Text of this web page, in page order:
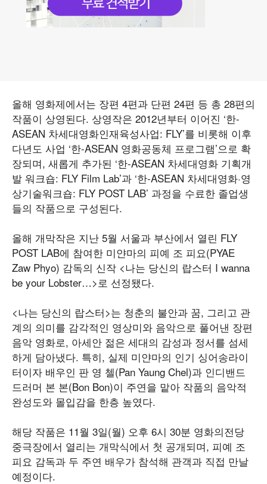
올해 영화제에서는 장편 4편과 단편 24편 등 총 28편의
작품이 상영된다. 상영작은 2012년부터 이어진 ‘한-
ASEAN 차세대영화인재육성사업: FLY’를 비롯해 이후
다년도 사업 ‘한-ASEAN 영화공동체 프로그램’으로 확
장되며, 새롭게 추가된 ‘한-ASEAN 차세대영화 기획개
발 워크숍: FLY Film Lab’과 ‘한-ASEAN 차세대영화·영
상기술워크숍: FLY POST LAB’ 과정을 수료한 졸업생
들의 작품으로 구성된다.
올해 개막작은 지난 5월 서울과 부산에서 열린 FLY
POST LAB에 참여한 미얀마의 피예 조 피요(PYAE
Zaw Phyo) 감독의 신작 <나는 당신의 랍스터 I wanna
be your Lobster…>로 선정됐다.
<나는 당신의 랍스터>는 청춘의 불안과 꿈, 그리고 관
계의 의미를 감각적인 영상미와 음악으로 풀어낸 장편
음악 영화로, 아세안 젊은 세대의 감성과 정서를 섬세
하게 담아냈다. 특히, 실제 미얀마의 인기 싱어송라이
터이자 배우인 판 영 첼(Pan Yaung Chel)과 인디밴드
드러머 본 본(Bon Bon)이 주연을 맡아 작품의 음악적
완성도와 몰입감을 한층 높였다.
해당 작품은 11월 3일(월) 오후 6시 30분 영화의전당
중극장에서 열리는 개막식에서 첫 공개되며, 피예 조
피요 감독과 두 주연 배우가 참석해 관객과 직접 만날
예정이다.